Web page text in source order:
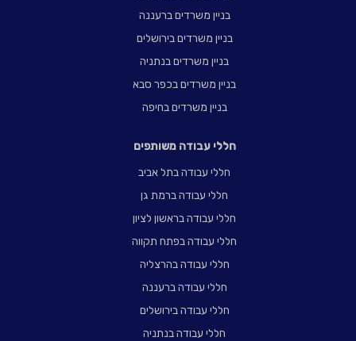
בניין משרדים ברעננה
בניין משרדים בירושלים
בניין משרדים בנתניה
בניין משרדים בכפר סבא
בניין משרדים בחיפה
חללי עבודה משותפים
חללי עבודה בתל אביב
חללי עבודה ברמת גן
חללי עבודה בראשון לציון
חללי עבודה בפתח תקווה
חללי עבודה בהרצליה
חללי עבודה ברעננה
חללי עבודה בירושלים
חללי עבודה בנתניה